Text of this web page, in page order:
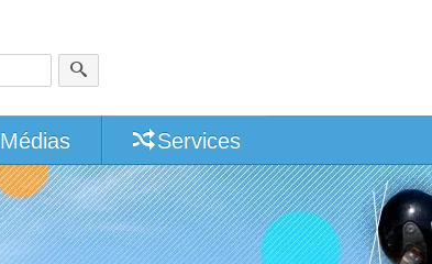
Médias Services